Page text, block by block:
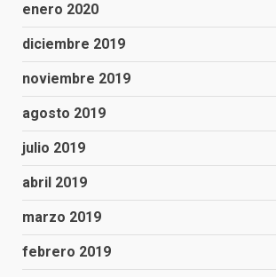
enero 2020
diciembre 2019
noviembre 2019
agosto 2019
julio 2019
abril 2019
marzo 2019
febrero 2019